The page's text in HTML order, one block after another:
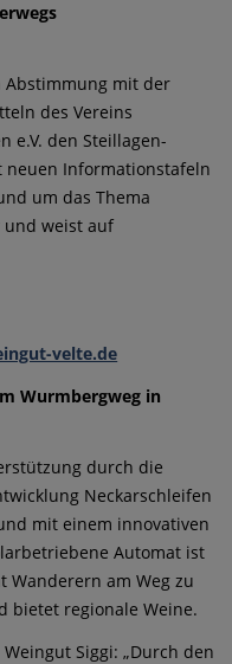
Abstimmung mit der
des Vereins
e.V. den Steillagen-
neuen Informationstafeln
um das Thema
und weist auf
velte.de
Wurmbergweg in
durch die
Neckarschleifen
mit einem innovativen
Automat ist
Wanderern am Weg zu
bietet regionale Weine.
Siggi: „Durch den